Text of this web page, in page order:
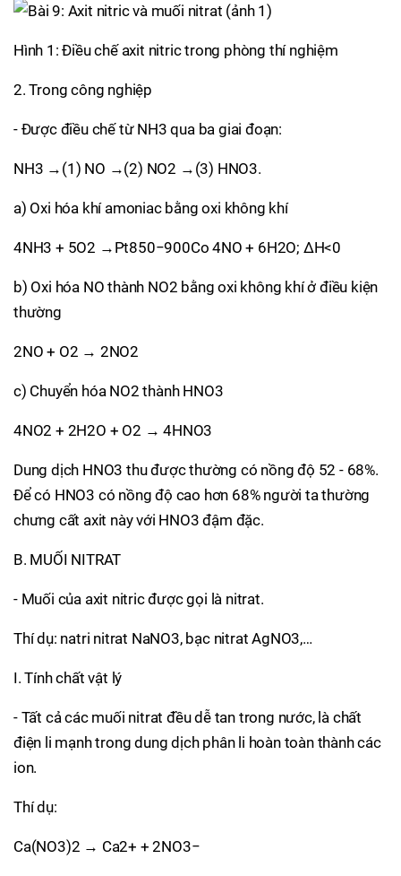
Hình 1: Điều chế axit nitric trong phòng thí nghiệm
2. Trong công nghiệp
- Được điều chế từ NH3 qua ba giai đoạn:
NH3 →(1) NO →(2) NO2 →(3) HNO3.
a) Oxi hóa khí amoniac bằng oxi không khí
4NH3 + 5O2 →Pt850−900Co 4NO + 6H2O; ΔH<0
b) Oxi hóa NO thành NO2 bằng oxi không khí ở điều kiện
thường
2NO + O2 → 2NO2
c) Chuyển hóa NO2 thành HNO3
4NO2 + 2H2O + O2 → 4HNO3
Dung dịch HNO3 thu được thường có nồng độ 52 - 68%.
Để có HNO3 có nồng độ cao hơn 68% người ta thường
chưng cất axit này với HNO3 đậm đặc.
B. MUỐI NITRAT
- Muối của axit nitric được gọi là nitrat.
Thí dụ: natri nitrat NaNO3, bạc nitrat AgNO3,…
I. Tính chất vật lý
- Tất cả các muối nitrat đều dễ tan trong nước, là chất
điện li mạnh trong dung dịch phân li hoàn toàn thành các
ion.
Thí dụ:
Ca(NO3)2 → Ca2+ + 2NO3−